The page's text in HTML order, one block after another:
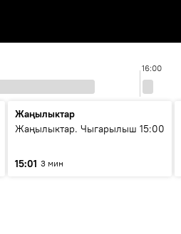
16:00
Жаңылыктар
Жаңылыктар. Чыгарылыш 15:00
15:01 3 мин